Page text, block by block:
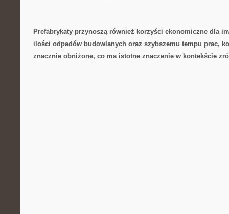
Prefabrykaty ​przynoszą również korzyści ekonomiczne dla
ilości odpadów ​budowlanych ‌oraz szybszemu tempu prac,
znacznie obniżone, co ma ⁢istotne znaczenie w kontekście